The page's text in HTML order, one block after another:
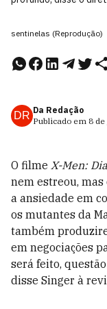
sentinelas (Reprodução)
DR Da Redação
Publicado em 8
O filme X-Men:
nem estreou,
a ansiedade em
os mutantes da
também
em negociações
será feito,
disse Singer à